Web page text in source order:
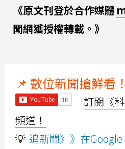
《原文刊登於合作媒體
聞網獲授權轉載。》
📌 數位新聞搶鮮看！
訂閱《
頻道！
💡 追新聞》》在